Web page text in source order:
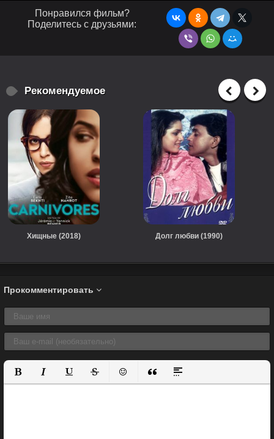
Понравился фильм?
Поделитесь с друзьями:
Рекомендуемое
Хищные (2018) Долг любви (1990)
Прокомментировать
Полужирный
КурсивПодчеркнутый
ЗачеркнутыйВставить смайлик
Вставка цитаты
Вставка спойлера